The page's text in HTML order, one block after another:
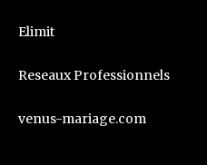
Elimit
Reseaux Professionnels
venus-mariage.com